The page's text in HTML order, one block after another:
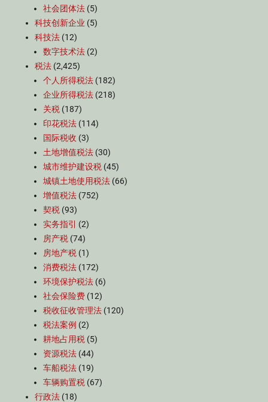
社会团体法 (5)
科技创新企业 (5)
科技法 (12)
数字技术法 (2)
税法 (2,425)
个人所得税法 (182)
企业所得税法 (218)
关税 (187)
印花税法 (114)
国际税收 (3)
土地增值税法 (30)
城市维护建设税 (45)
城镇土地使用税法 (66)
增值税法 (752)
契税 (93)
实务指引
(2)
房产税 (74)
房地产税 (1)
消费税法 (172)
环境保护税法 (6)
社会保险费 (12)
税收征收管理法 (120)
税法案例 (2)
耕地占用税 (5)
资源税法 (44)
车船税法 (19)
车辆购置税 (67)
行政法 (18)